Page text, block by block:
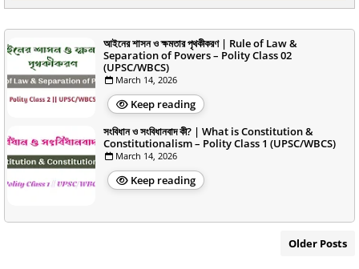
আইনের শাসন ও ক্ষমতার পৃথকীকরণ | Rule of Law &
Separation of Powers – Polity Class 02
(UPSC/WBCS)
March 14, 2026
Keep reading
সংবিধান ও সংবিধানবাদ কী? | What is Constitution &
Constitutionalism – Polity Class 1 (UPSC/WBCS)
March 14, 2026
Keep reading
Older Posts